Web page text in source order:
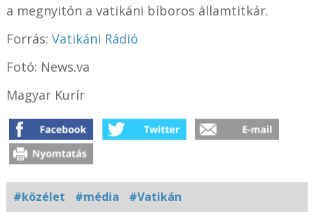
a megnyitón a vatikáni bíboros államtitkár.
Forrás: Vatikáni Rádió
Fotó: News.va
Magyar Kurír
#közélet #média #Vatikán